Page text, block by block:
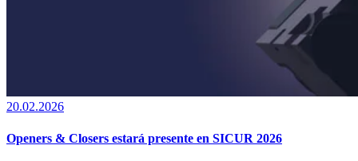
20.02.2026
Openers & Closers estará presente en SICUR 2026